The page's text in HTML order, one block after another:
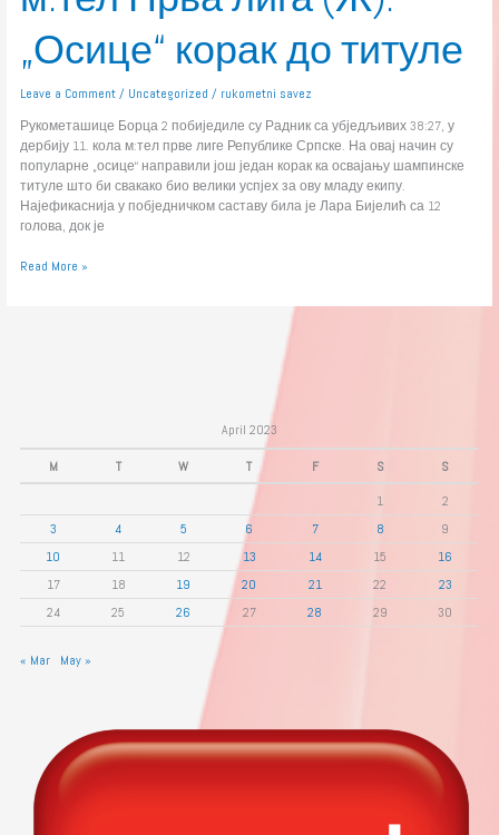
„Осице“ корак до титуле
Leave a Comment / Uncategorized / rukometni savez
Рукометашице Борца 2 побиједиле су Радник са убједљивих 38:27, у
дербију 11. кола м:тел прве лиге Републике Српске. На овај начин су
популарне „осице“ направили још један корак ка освајању шампинске
титуле што би свакако био велики успјех за ову младу екипу.
Најефикаснија у побједничком саставу била је Лара Бијелић са 12
голова, док је
Read More »
April 2023
M T W T F S S
1
2
3
4 5 6 7 8
9
10
11 12 13 14 15
16
17
18 19 20 21 22
23
24
25 26 27 28 29 30
« Mar May »